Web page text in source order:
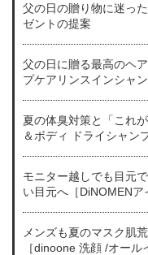
父の日の贈り物に迷っ
ゼントの提案
父の日に贈る最高のヘ
プケアリンスインシャ
夏の体臭対策と「これ
＆ボディ ドライシャン
モニター越しでも目元
い目元へ［DiNOMENア
メンズも夏のマスク肌
［dinoone 洗顔 /オール